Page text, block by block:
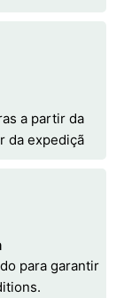
a partir da
da expediçã
para garantir